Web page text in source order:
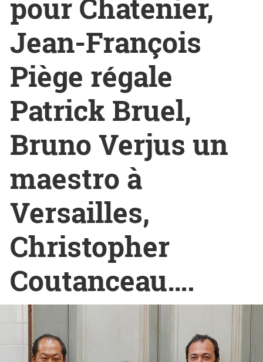
pour Chatenier,
Jean-François
Piège régale
Patrick Bruel,
Bruno Verjus un
maestro à
Versailles,
Christopher
Coutanceau….